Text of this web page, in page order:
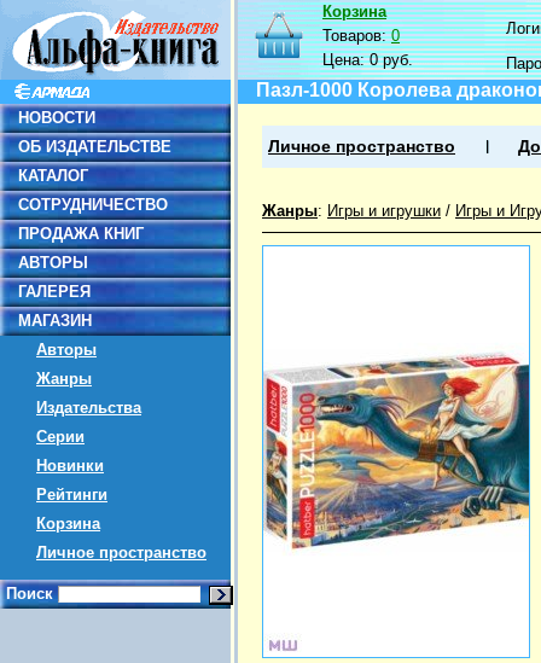
НОВОСТИ
ОБ ИЗДАТЕЛЬСТВЕ
КАТАЛОГ
СОТРУДНИЧЕСТВО
ПРОДАЖА КНИГ
АВТОРЫ
ГАЛЕРЕЯ
МАГАЗИН
Авторы
Жанры
Издательства
Серии
Новинки
Рейтинги
Корзина
Личное пространство
Поиск
Корзина
Товаров:0
Цена:0 руб.
Пазл-1000 Королева
Личное пространство
Жанры: Игры и игрушки / Игры и